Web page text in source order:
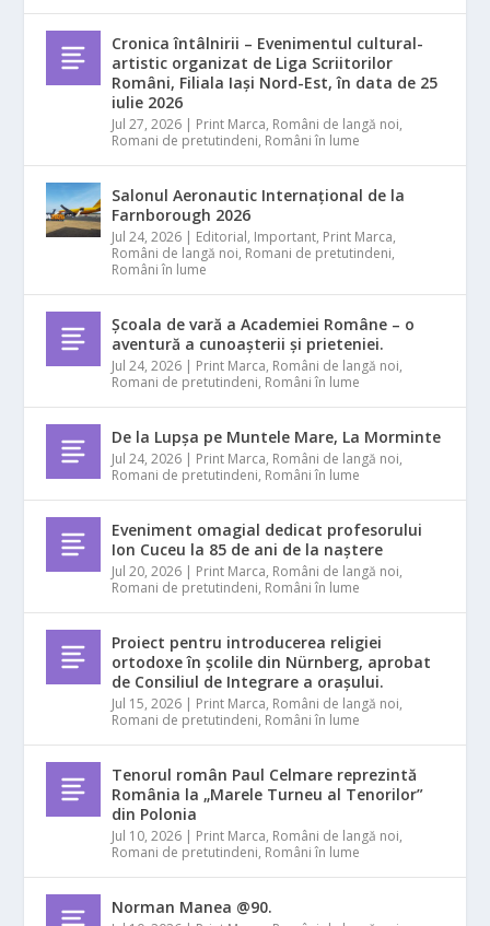
Cronica întâlnirii – Evenimentul cultural-
artistic organizat de Liga Scriitorilor
Români, Filiala Iași Nord-Est, în data de 25
iulie 2026
Jul 27, 2026 | Print Marca, Români de langă noi,
Romani de pretutindeni, Români în lume
Salonul Aeronautic Internațional de la
Farnborough 2026
Jul 24, 2026 | Editorial, Important, Print Marca,
Români de langă noi, Romani de pretutindeni,
Români în lume
Școala de vară a Academiei Române – o
aventură a cunoașterii și prieteniei.
Jul 24, 2026 | Print Marca, Români de langă noi,
Romani de pretutindeni, Români în lume
De la Lupșa pe Muntele Mare, La Morminte
Jul 24, 2026 | Print Marca, Români de langă noi,
Romani de pretutindeni, Români în lume
Eveniment omagial dedicat profesorului
Ion Cuceu la 85 de ani de la naștere
Jul 20, 2026 | Print Marca, Români de langă noi,
Romani de pretutindeni, Români în lume
Proiect pentru introducerea religiei
ortodoxe în școlile din Nürnberg, aprobat
de Consiliul de Integrare a orașului.
Jul 15, 2026 | Print Marca, Români de langă noi,
Romani de pretutindeni, Români în lume
Tenorul român Paul Celmare reprezintă
România la „Marele Turneu al Tenorilor”
din Polonia
Jul 10, 2026 | Print Marca, Români de langă noi,
Romani de pretutindeni, Români în lume
Norman Manea @90.